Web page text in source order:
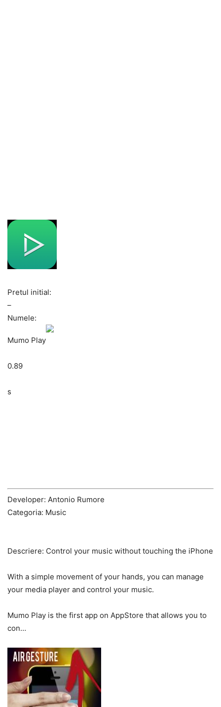
Pretul initial:
–
Numele:
Mumo Play
0.89
s
Developer: Antonio Rumore
Categoria: Music
Descriere: Control your music without touching the iPhone
With a simple movement of your hands, you can manage
your media player and control your music.
Mumo Play is the first app on AppStore that allows you to
con…